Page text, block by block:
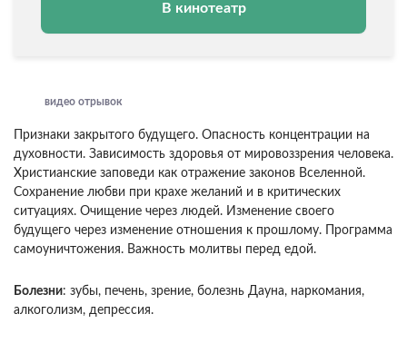
В кинотеатр
видео отрывок
Признаки закрытого будущего. Опасность концентрации на
духовности. Зависимость здоровья от мировоззрения человека.
Христианские заповеди как отражение законов Вселенной.
Сохранение любви при крахе желаний и в критических
ситуациях. Очищение через людей. Изменение своего
будущего через изменение отношения к прошлому. Программа
самоуничтожения. Важность молитвы перед едой.
Болезни: зубы, печень, зрение, болезнь Дауна, наркомания,
алкоголизм, депрессия.